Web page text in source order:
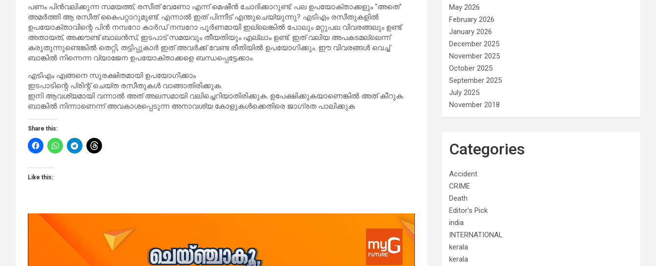
പണം പിൻവലിക്കുന്ന സമയത്ത്, രസീത് വേണോ എന്ന് മെഷീൻ ചോദിക്കാറുണ്ട്. പല ഉപയോക്താക്കളും “അതെ”
അമർത്തി ആ രസീത് കൈപറ്റാറുമുണ്ട്. എന്നാൽ ഇത് പിന്നീട് എന്തുചെയ്യുന്നു? എടിഎം രസീതുകളിൽ
ഉപയോക്താവിന്റെ പിൻ നമ്പറോ കാർഡ് നമ്പറോ പൂർണമായി ഇല്ലെങ്കിൽ പോലും മറ്റുപല വിവരങ്ങലും ഉണ്ട്.
അതായത്, അക്കൗണ്ട് ബാലൻസ്, ഇടപാട് സമയവും തീയതിയും എല്ലാം ഉണ്ട്. ഇത് വലിയ അപകടമല്ലെന്ന്
കരുതുന്നുണ്ടെങ്കിൽ തെറ്റി, തട്ടിപ്പുകാർ ഇത് അവർക്ക് വേണ്ട രീതിയിൽ ഉപയോഗിക്കും. ഈ വിവരങ്ങൾ വെച്ച്
ബാങ്കിൽ നിന്നെന്ന വ്യാജേന ഉപയോക്താക്കളെ ബന്ധപ്പെട്ടേക്കാം.
എടിഎം എങ്ങനെ സുരക്ഷിതമായി ഉപയോഗിക്കാം
ഇടപാടിന്റെ പ്രിന്റ് ചെയ്ത രസീതുകൾ വാങ്ങാതിരിക്കുക.
ഇനി ആവശ്യമായി വന്നാൽ അത് അലസമായി വലിച്ചെറിയാതിരിക്കുക. ഉപേക്ഷിക്കുകയാണെങ്കിൽ അത് കീറുക.
ബാങ്കിൽ നിന്നാണെന്ന് അവകാശപ്പെടുന്ന അനാവശ്യ കോളുകൾക്കെതിരെ ജാഗ്രത പാലിക്കുക
Share this:
Like this:
May 2026
February 2026
January 2026
December 2025
November 2025
October 2025
September 2025
July 2025
November 2018
Categories
Accident
CRIME
Death
Editor's Pick
india
INTERNATIONAL
kerala
kerala